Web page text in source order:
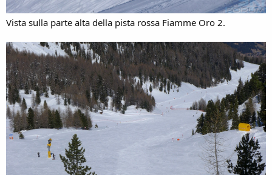
Vista sulla parte alta della pista rossa Fiamme Oro 2.